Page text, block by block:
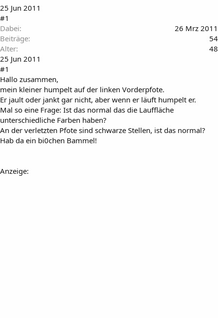
t
e
25 Jun 2011
#1
Dabei
26 Mrz 2011
Beiträge
54
Alter
48
25 Jun 2011
#1
Hallo zusammen,
mein kleiner humpelt auf der linken Vorderpfote.
Er jault oder jankt gar nicht, aber wenn er läuft humpelt er.
Mal so eine Frage: Ist das normal das die Lauffläche
unterschiedliche Farben haben?
An der verletzten Pfote sind schwarze Stellen, ist das normal?
Hab da ein bi0chen Bammel!
Anzeige: